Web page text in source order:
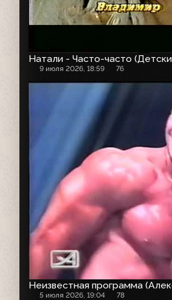
Натали - Часто-часто
9 июля 2026, 18:59 76
Неизвестная программа
5 июля 2026, 19:04 78